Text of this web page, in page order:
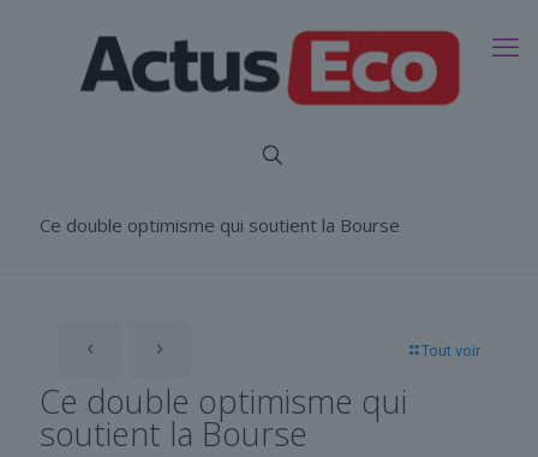
Ce double optimisme qui soutient la Bourse
Tout voir
Ce double optimisme qui
soutient la Bourse